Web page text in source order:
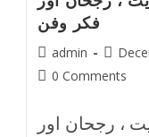
فکر وفن
admin
0 Comments
، رجحان اور